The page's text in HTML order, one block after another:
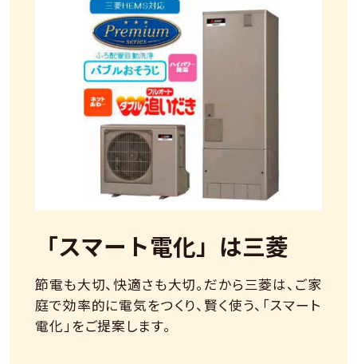
「スマート電化」は三菱
節電も大切、快適さも大切。だから三菱は、ご家
庭で効率的に電気をつくり、賢く使う、「スマート
電化」をご提案します。